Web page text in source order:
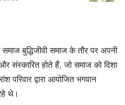
बुद्धिजीवी समाज के तौर पर अपनी
संस्कारित होते हैं, जो समाज को दिशा
द्वारा आयोजित भगवान
थे।